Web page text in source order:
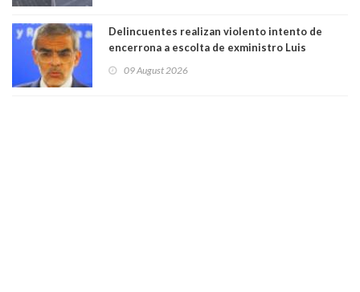
Delincuentes realizan violento intento de
encerrona a escolta de exministro Luis
Lo Espejo
09 August 2026